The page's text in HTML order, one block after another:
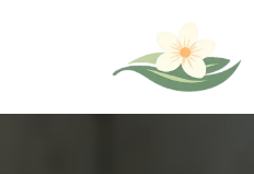
innehåll